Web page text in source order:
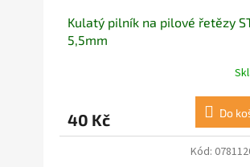
Kulatý pilník na pilové řetězy
5,5mm
40 Kč Do
Kód: